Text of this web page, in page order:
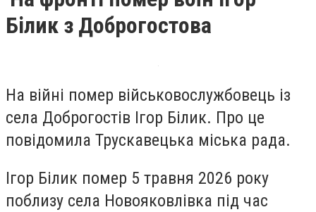
Білик з Доброгостова
На війні помер військовослужбовець із
села Доброгостів Ігор Білик. Про це
повідомила Трускавецька міська рада.
Ігор Білик помер 5 травня 2026 року
поблизу села Новояковлівка під час